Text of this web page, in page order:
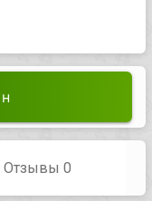
Отзывы 0